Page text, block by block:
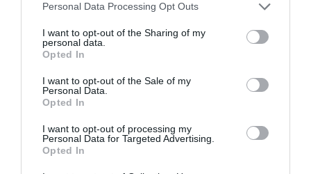
Personal Data Processing Opt Outs
I want to opt-out of the Sharing of my
personal data.
Opted In
I want to opt-out of the Sale of my
Personal Data.
Opted In
I want to opt-out of processing my
Personal Data for Targeted Advertising.
Opted In
reputación en entredicho
ECONOMÍA
2 de 1.600 millones de euros
Eulogio López
ECONOMÍA
‘Warner Bros. Discovery’ asume ya 600
millones en gastos de su fusión con
Paramount